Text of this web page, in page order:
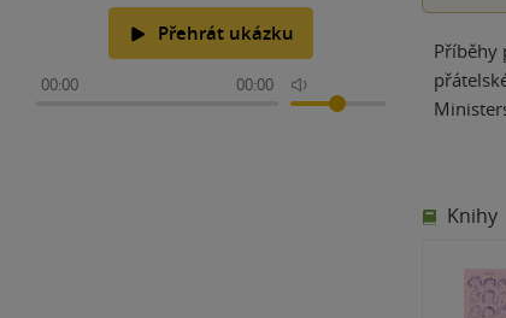
Přehrát ukázku
00:00 00:00
Příběhy
Knihy